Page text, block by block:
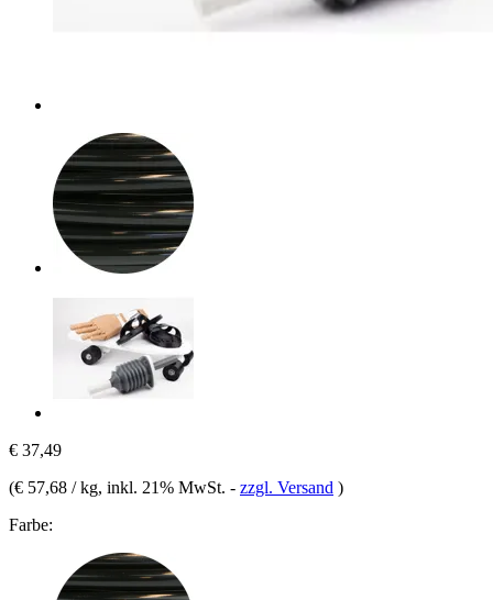
€ 37,49
(€ 57,68 / kg, inkl. 21% MwSt. - zzgl. Versand )
Farbe: